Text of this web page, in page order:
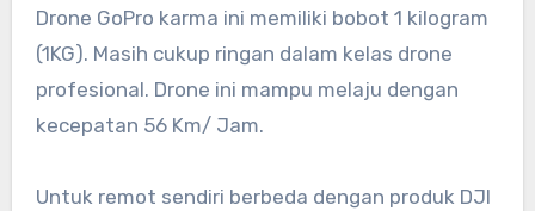
Drone GoPro karma ini memiliki bobot 1 kilogram
(1KG). Masih cukup ringan dalam kelas drone
profesional. Drone ini mampu melaju dengan
kecepatan 56 Km/ Jam.
Untuk remot sendiri berbeda dengan produk DJI